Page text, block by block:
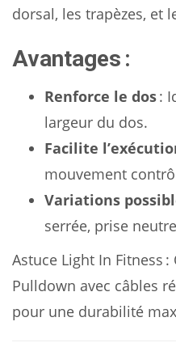
dorsal, les trapèzes, et
Avantages :
Renforce le dos:
largeur du dos.
Facilite
mouvement
Variations
serrée, prise
Astuce Light In Fitness
Pulldown avec câbles
pour une durabilité